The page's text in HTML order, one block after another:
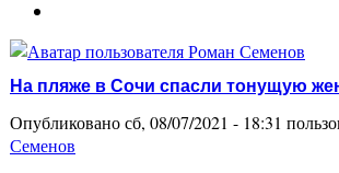
На пляже в Сочи спасли тонущую
Опубликовано сб, 08/07/2021 - 18:31
Семенов